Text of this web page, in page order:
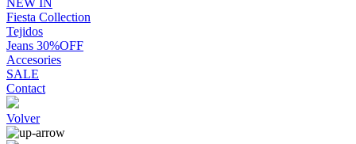
NEW IN
Fiesta Collection
Tejidos
Jeans 30%OFF
Accesories
SALE
Contact
Volver